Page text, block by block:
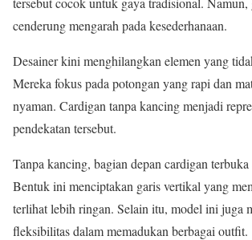
cenderung mengarah pada kesederhanaan.
Desainer kini menghilangkan elemen yang
Mereka fokus pada potongan yang rapi dan
nyaman. Cardigan tanpa kancing menjadi
pendekatan tersebut.
Tanpa kancing, bagian depan cardigan terbuka
Bentuk ini menciptakan garis vertikal yang
terlihat lebih ringan. Selain itu, model ini juga
fleksibilitas dalam memadukan berbagai outfit.